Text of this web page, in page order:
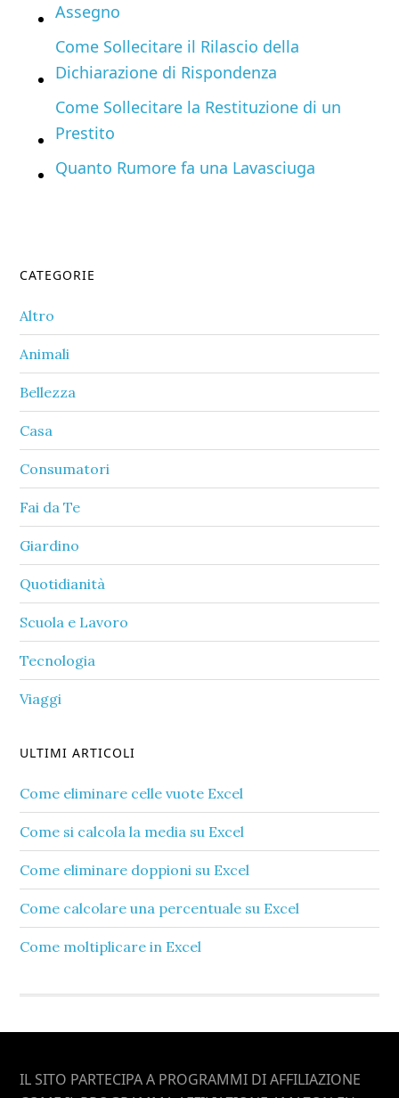
Assegno
Come Sollecitare il Rilascio della
Dichiarazione di Rispondenza
Come Sollecitare la Restituzione di un
Prestito
Quanto Rumore fa una Lavasciuga
Primary
Sidebar
CATEGORIE
Altro
Animali
Bellezza
Casa
Consumatori
Fai da Te
Giardino
Quotidianità
Scuola e Lavoro
Tecnologia
Viaggi
ULTIMI ARTICOLI
Come eliminare celle vuote Excel​
Come si calcola la media su Excel​
Come eliminare doppioni su Excel​
Come calcolare una percentuale su Excel​
Come moltiplicare in Excel​
Footer
IL SITO PARTECIPA A PROGRAMMI DI AFFILIAZIONE